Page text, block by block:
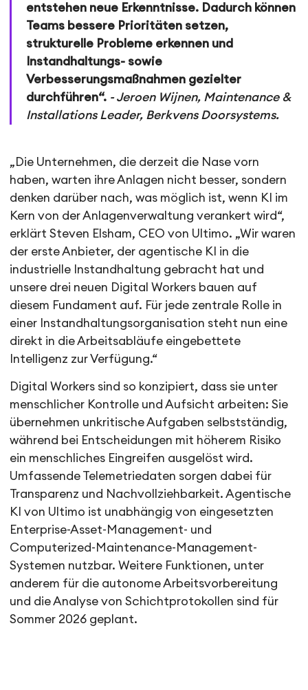
entstehen neue Erkenntnisse. Dadurch können
Teams bessere Prioritäten setzen,
strukturelle Probleme erkennen und
Instandhaltungs- sowie
Verbesserungsmaßnahmen gezielter
durchführen“. - Jeroen Wijnen, Maintenance &
Installations Leader, Berkvens Doorsystems.
„Die Unternehmen, die derzeit die Nase vorn
haben, warten ihre Anlagen nicht besser, sondern
denken darüber nach, was möglich ist, wenn KI im
Kern von der Anlagenverwaltung verankert wird“,
erklärt Steven Elsham, CEO von Ultimo. „Wir waren
der erste Anbieter, der agentische KI in die
industrielle Instandhaltung gebracht hat und
unsere drei neuen Digital Workers bauen auf
diesem Fundament auf. Für jede zentrale Rolle in
einer Instandhaltungsorganisation steht nun eine
direkt in die Arbeitsabläufe eingebettete
Intelligenz zur Verfügung.“
Digital Workers sind so konzipiert, dass sie unter
menschlicher Kontrolle und Aufsicht arbeiten: Sie
übernehmen unkritische Aufgaben selbstständig,
während bei Entscheidungen mit höherem Risiko
ein menschliches Eingreifen ausgelöst wird.
Umfassende Telemetriedaten sorgen dabei für
Transparenz und Nachvollziehbarkeit. Agentische
KI von Ultimo ist unabhängig von eingesetzten
Enterprise-Asset-Management- und
Computerized-Maintenance-Management-
Systemen nutzbar. Weitere Funktionen, unter
anderem für die autonome Arbeitsvorbereitung
und die Analyse von Schichtprotokollen sind für
Sommer 2026 geplant.